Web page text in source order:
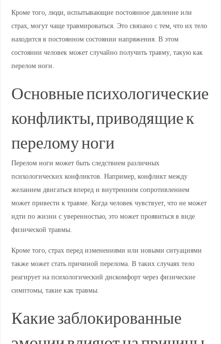
Кроме того, люди, испытывающие постоянное давление или
страх, могут чаще травмироваться. Это связано с тем, что их тело
находится в постоянном состоянии напряжения. В этом
состоянии человек может случайно получить травму, такую как
перелом ноги.
Основные психологические
конфликты, приводящие к
перелому ноги
Перелом ноги может быть следствием различных
психологических конфликтов. Например, конфликт между
желанием двигаться вперед и внутренним сопротивлением
может привести к травме. Когда человек чувствует, что не может
идти по жизни с уверенностью, это может проявиться в виде
физической травмы.
Кроме того, страх перед изменениями или новыми ситуациями
также может стать причиной перелома. В таких случаях тело
реагирует на психологический дискомфорт через физические
симптомы, такие как травмы.
Какие заблокированные